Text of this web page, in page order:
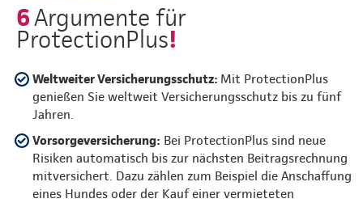
6Argumente für
ProtectionPlus!
Weltweiter Versicherungsschutz: Mit ProtectionPlus
genießen Sie weltweit Versicherungsschutz bis zu fünf
Jahren.
Vorsorgeversicherung: Bei ProtectionPlus sind neue
Risiken automatisch bis zur nächsten Beitragsrechnung
mitversichert. Dazu zählen zum Beispiel die Anschaffung
eines Hundes oder der Kauf einer vermieteten